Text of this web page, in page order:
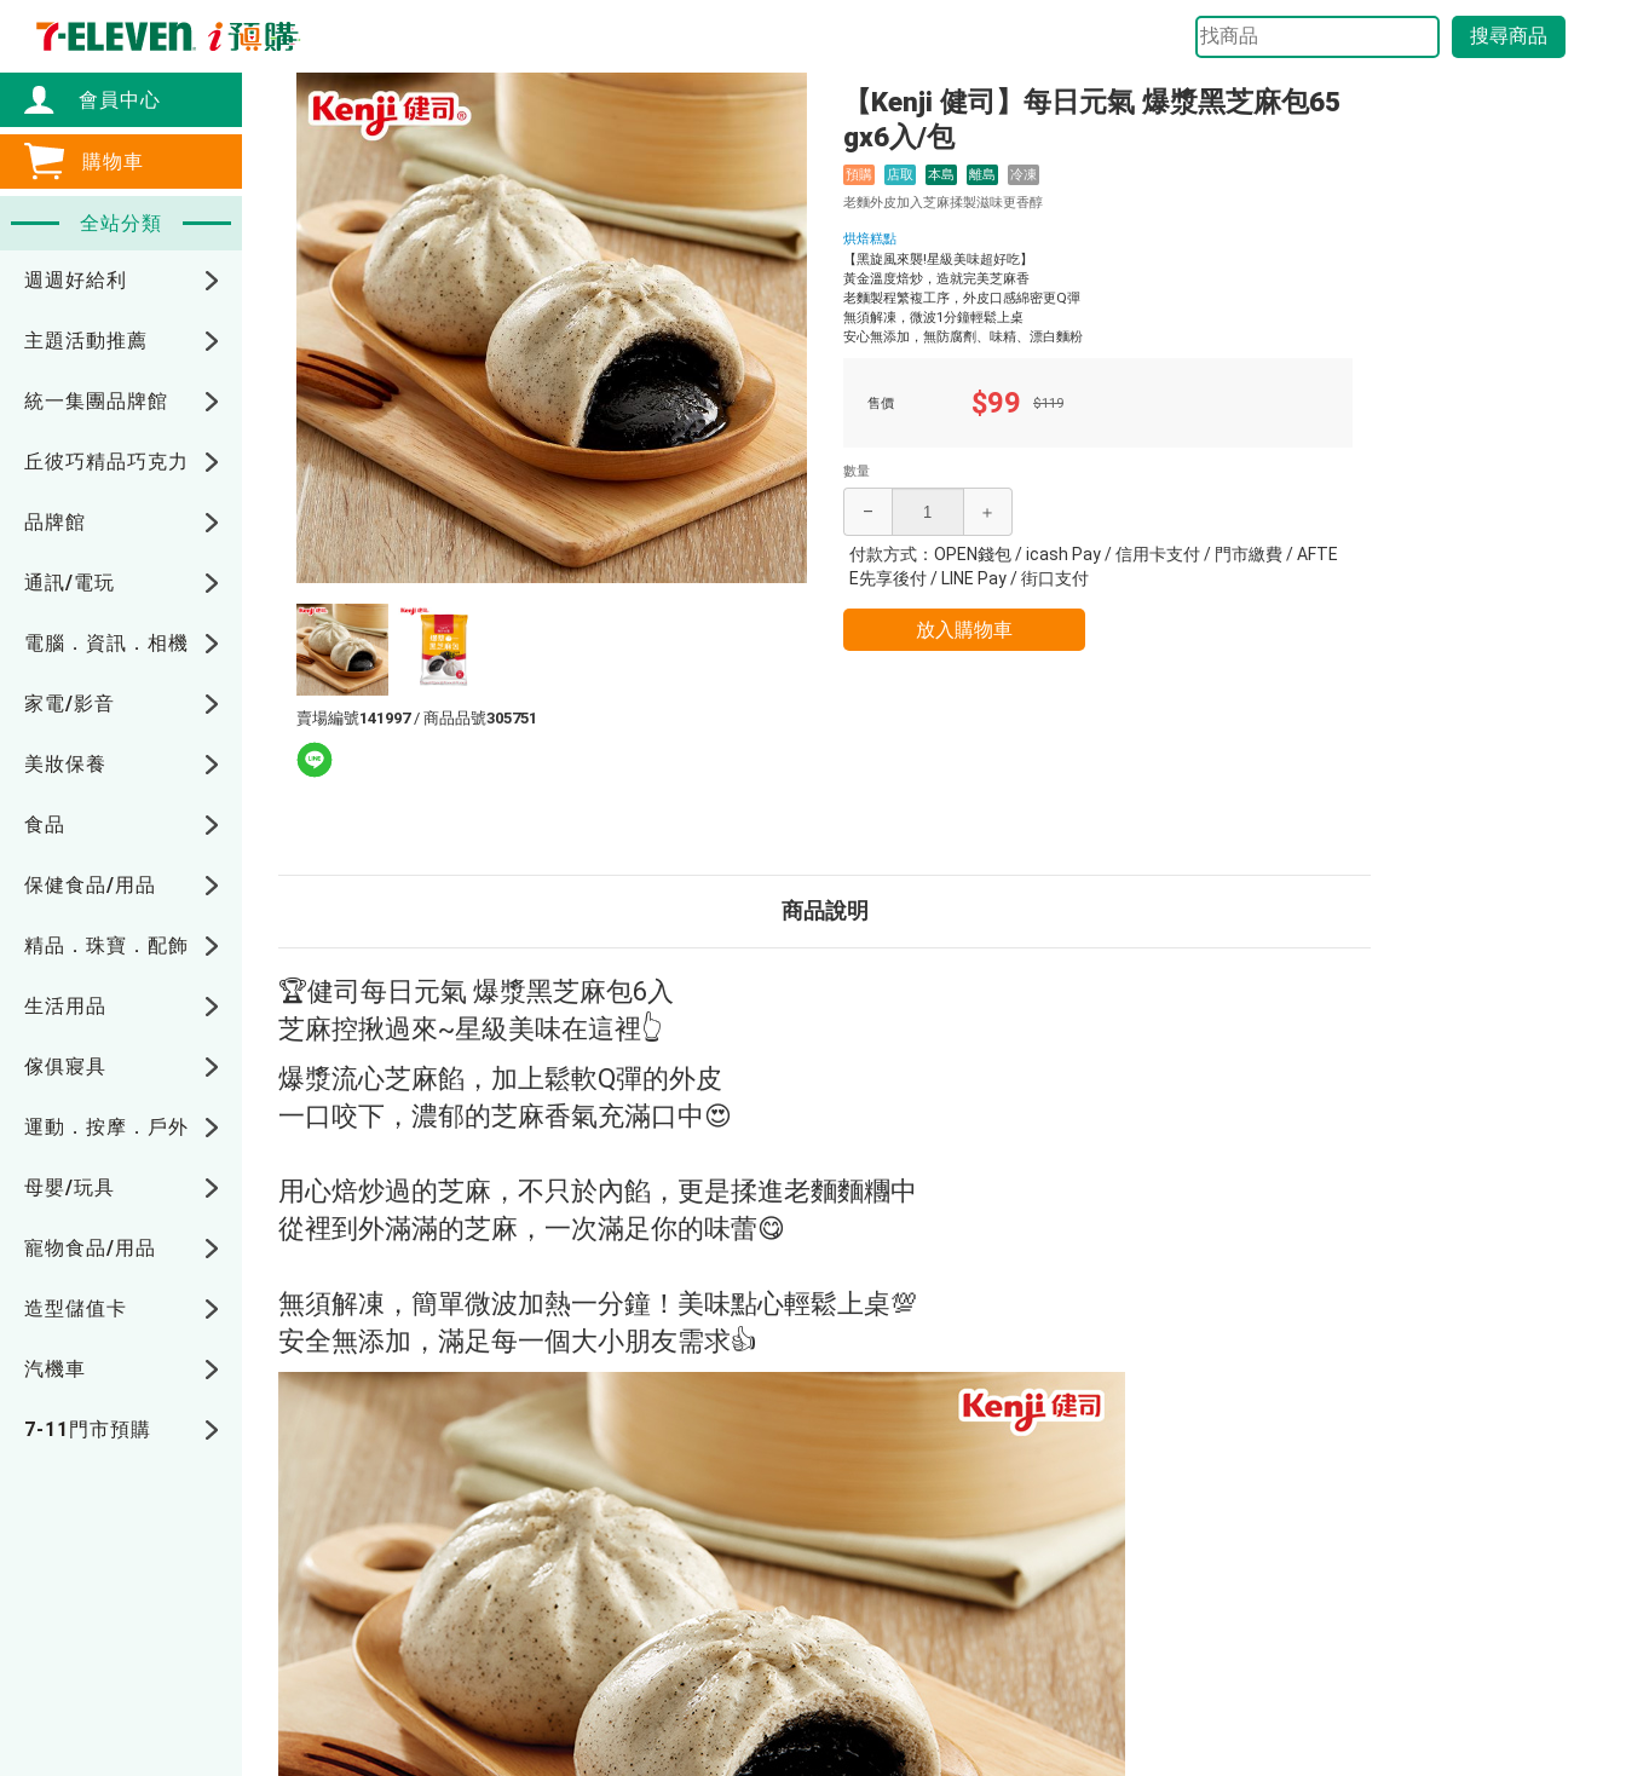
搜尋商品
會員中心
購物車
全站分類
週週好給利
主題活動推薦
統一集團品牌館
丘彼巧精品巧克力
品牌館
通訊/電玩
電腦．資訊．相機
家電/影音
美妝保養
食品
保健食品/用品
精品．珠寶．配飾
生活用品
傢俱寢具
運動．按摩．戶外
母嬰/玩具
寵物食品/用品
造型儲值卡
汽機車
7-11門市預購
賣場編號141997/ 商品品號305751
【Kenji 健司】每日元氣 爆漿黑芝麻包65
gx6入/包
預購 店取 本島 離島 冷凍
老麵外皮加入芝麻揉製滋味更香醇
烘焙糕點
【黑旋風來襲!星級美味超好吃】
黃金溫度焙炒，造就完美芝麻香
老麵製程繁複工序，外皮口感綿密更Q彈
無須解凍，微波1分鐘輕鬆上桌
安心無添加，無防腐劑、味精、漂白麵粉
售價 $99 $119
數量
– ＋
付款方式：OPEN錢包 / icash Pay / 信用卡支付 / 門市繳費 / AFTE
E先享後付 / LINE Pay / 街口支付
放入購物車
商品說明
🏆健司每日元氣 爆漿黑芝麻包6入
芝麻控揪過來~星級美味在這裡👆
爆漿流心芝麻餡，加上鬆軟Q彈的外皮
一口咬下，濃郁的芝麻香氣充滿口中😍
用心焙炒過的芝麻，不只於內餡，更是揉進老麵麵糰中
從裡到外滿滿的芝麻，一次滿足你的味蕾😋
無須解凍，簡單微波加熱一分鐘！美味點心輕鬆上桌💯
安全無添加，滿足每一個大小朋友需求👍